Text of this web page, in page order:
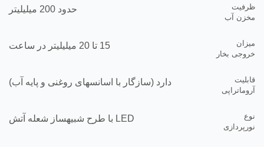
ظرفیت
مخزن آب
حدود 200 میلیلیتر
میزان
خروجی بخار
15 تا 20 میلیلیتر در ساعت
قابلیت
آروماتراپی
دارد (سازگار با اسانسهای روغنی و پایه آب)
نوع
نورپردازی
LED با طرح شبیهساز شعله آتش